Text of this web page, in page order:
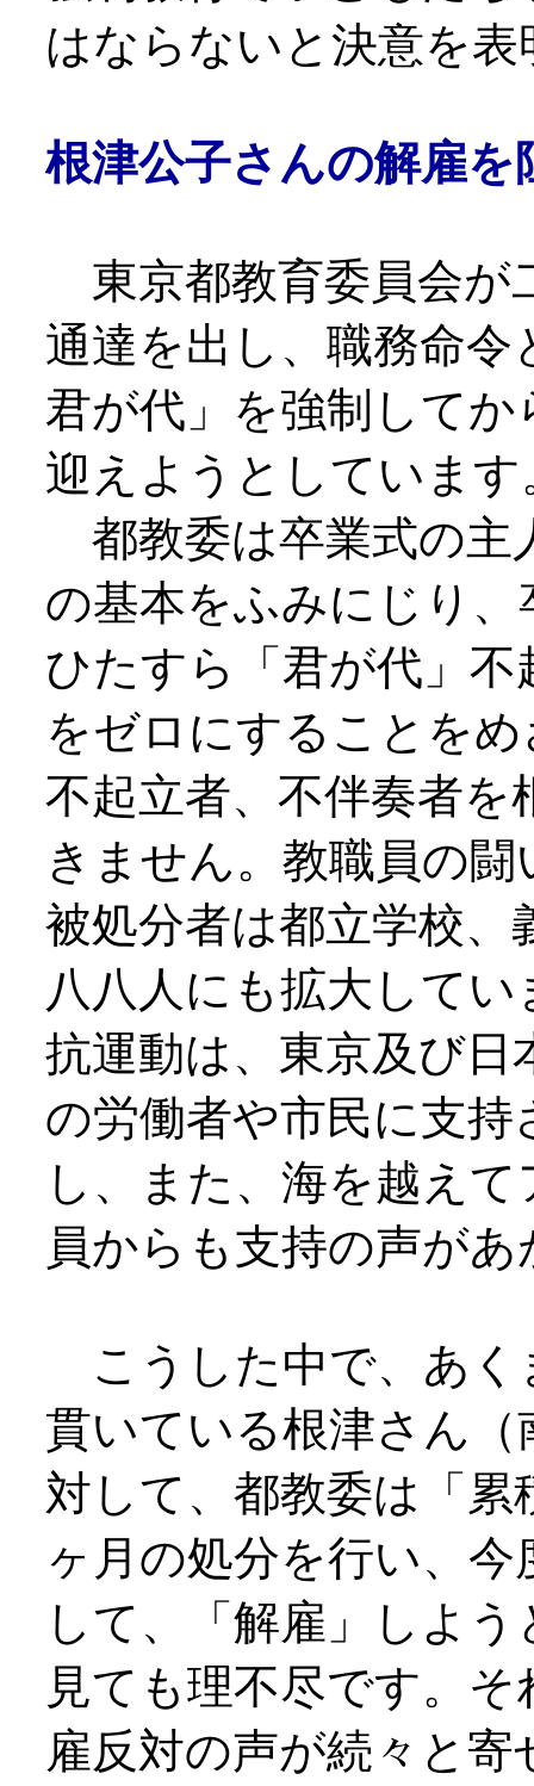
はならないと決意を表
根津公子さんの解雇を
東京都教育委員会が
通達を出し、職務命
君が代」を強制して
迎えようとしています
都教委は卒業式の主
の基本をふみにじり
ひたすら「君が代」
をゼロにすることを
不起立者、不伴奏者
きません。教職員の
被処分者は都立学校、
八八人にも拡大して
抗運動は、東京及び日
の労働者や市民に支
し、また、海を越え
員からも支持の声が
こうした中で、あく
貫いている根津さん
対して、都教委は「
ヶ月の処分を行い、
して、「解雇」しよ
見ても理不尽です。
雇反対の声が続々と